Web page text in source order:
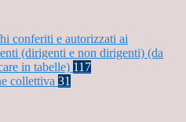
conferiti e autorizzati ai
(dirigenti e non dirigenti) (da
in tabelle) 117
collettiva 31